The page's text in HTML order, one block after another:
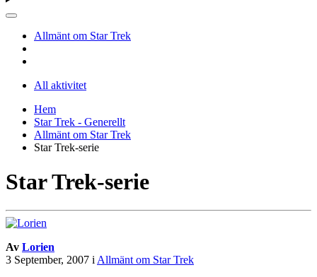
Allmänt om Star Trek
All aktivitet
Hem
Star Trek - Generellt
Allmänt om Star Trek
Star Trek-serie
Star Trek-serie
Av Lorien
3 September, 2007 iAllmänt om Star Trek